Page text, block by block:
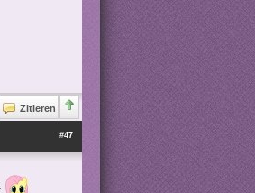
Zitieren
#47